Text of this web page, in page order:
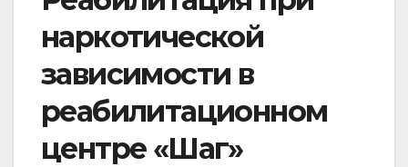
наркотической
зависимости в
реабилитационном
центре «Шаг»